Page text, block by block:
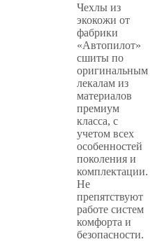
Чехлы из
экокожи от
фабрики
«Автопилот»
сшиты по
оригинальным
лекалам из
материалов
премиум
класса, с
учетом всех
особенностей
поколения и
комплектации.
Не
препятствуют
работе систем
комфорта и
безопасности.